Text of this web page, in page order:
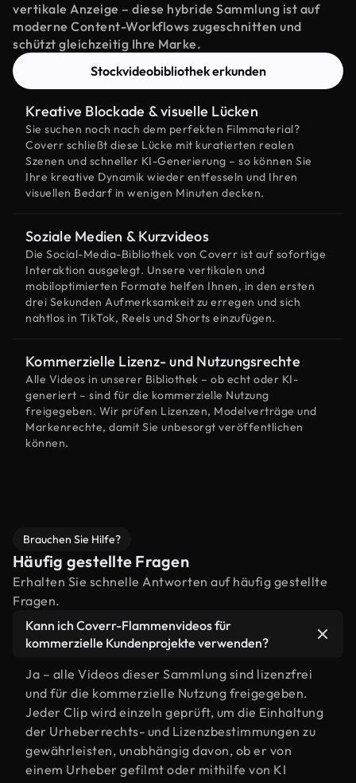
vertikale Anzeige – diese hybride Sammlung ist auf
moderne Content-Workflows zugeschnitten und
schützt gleichzeitig Ihre Marke.
Stockvideobibliothek erkunden
Kreative Blockade & visuelle Lücken
Sie suchen noch nach dem perfekten Filmmaterial?
Coverr schließt diese Lücke mit kuratierten realen
Szenen und schneller KI-Generierung – so können Sie
Ihre kreative Dynamik wieder entfesseln und Ihren
visuellen Bedarf in wenigen Minuten decken.
Soziale Medien & Kurzvideos
Die Social-Media-Bibliothek von Coverr ist auf sofortige
Interaktion ausgelegt. Unsere vertikalen und
mobiloptimierten Formate helfen Ihnen, in den ersten
drei Sekunden Aufmerksamkeit zu erregen und sich
nahtlos in TikTok, Reels und Shorts einzufügen.
Kommerzielle Lizenz- und Nutzungsrechte
Alle Videos in unserer Bibliothek – ob echt oder KI-
generiert – sind für die kommerzielle Nutzung
freigegeben. Wir prüfen Lizenzen, Modelverträge und
Markenrechte, damit Sie unbesorgt veröffentlichen
können.
Brauchen Sie Hilfe?
Häufig gestellte Fragen
Erhalten Sie schnelle Antworten auf häufig gestellte
Fragen.
Kann ich Coverr-Flammenvideos für
kommerzielle Kundenprojekte verwenden?
Ja – alle Videos dieser Sammlung sind lizenzfrei
und für die kommerzielle Nutzung freigegeben.
Jeder Clip wird einzeln geprüft, um die Einhaltung
der Urheberrechts- und Lizenzbestimmungen zu
gewährleisten, unabhängig davon, ob er von
einem Urheber gefilmt oder mithilfe von KI